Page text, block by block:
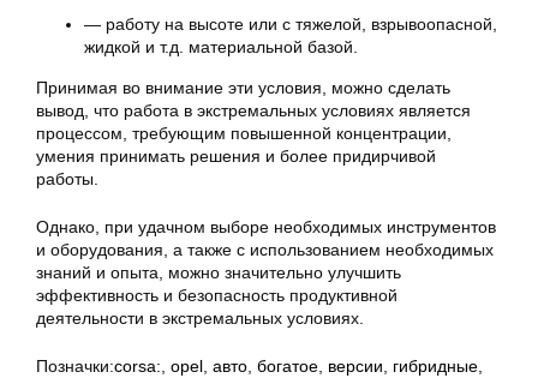
— работу на высоте или с тяжелой, взрывоопасной,
жидкой и т.д. материальной базой.
Принимая во внимание эти условия, можно сделать
вывод, что работа в экстремальных условиях является
процессом, требующим повышенной концентрации,
умения принимать решения и более придирчивой
работы.
Однако, при удачном выборе необходимых инструментов
и оборудования, а также с использованием необходимых
знаний и опыта, можно значительно улучшить
эффективность и безопасность продуктивной
деятельности в экстремальных условиях.
Позначки:corsa: opel авто богатое версии гибридные